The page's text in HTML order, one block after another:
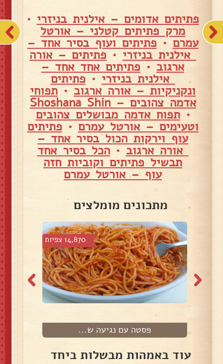
פתיתים אדומים – אילנית בניזרי •
מרק פתיתים קטלני – אורטל
עמרם • פתיתים ועוף בסיר אחד –
אילנית בניזרי •פתיתים – אורה
ארגוב• פתיתים אחד אחד –
אילנית בניזרי • פתיתים
ונקניקיות – אורה ארגוב • תפוחי
אדמה צהובים – Shoshana Shin
•תפוח אדמה מבושלים צהובים
וטעימים – אורטל עמרם • פתיתים
עוף וירקות הכול בסיר אחד –
אורה ארגוב •הכל בסיר אחד
תבשיל פתיתים וקוביות חזה
עוף – אורטל עמרם
מתכונים מומלצים
14,870 צפיות
פסטה עם נגיעה ש...
עוד באמהות מבשלות ביחד